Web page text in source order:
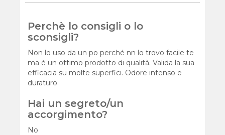
Perchè lo consigli o lo
sconsigli?
Non lo uso da un po perché nn lo trovo facile te
ma è un ottimo prodotto di qualità. Valida la sua
efficacia su molte superfici. Odore intenso e
duraturo.
Hai un segreto/un
accorgimento?
No